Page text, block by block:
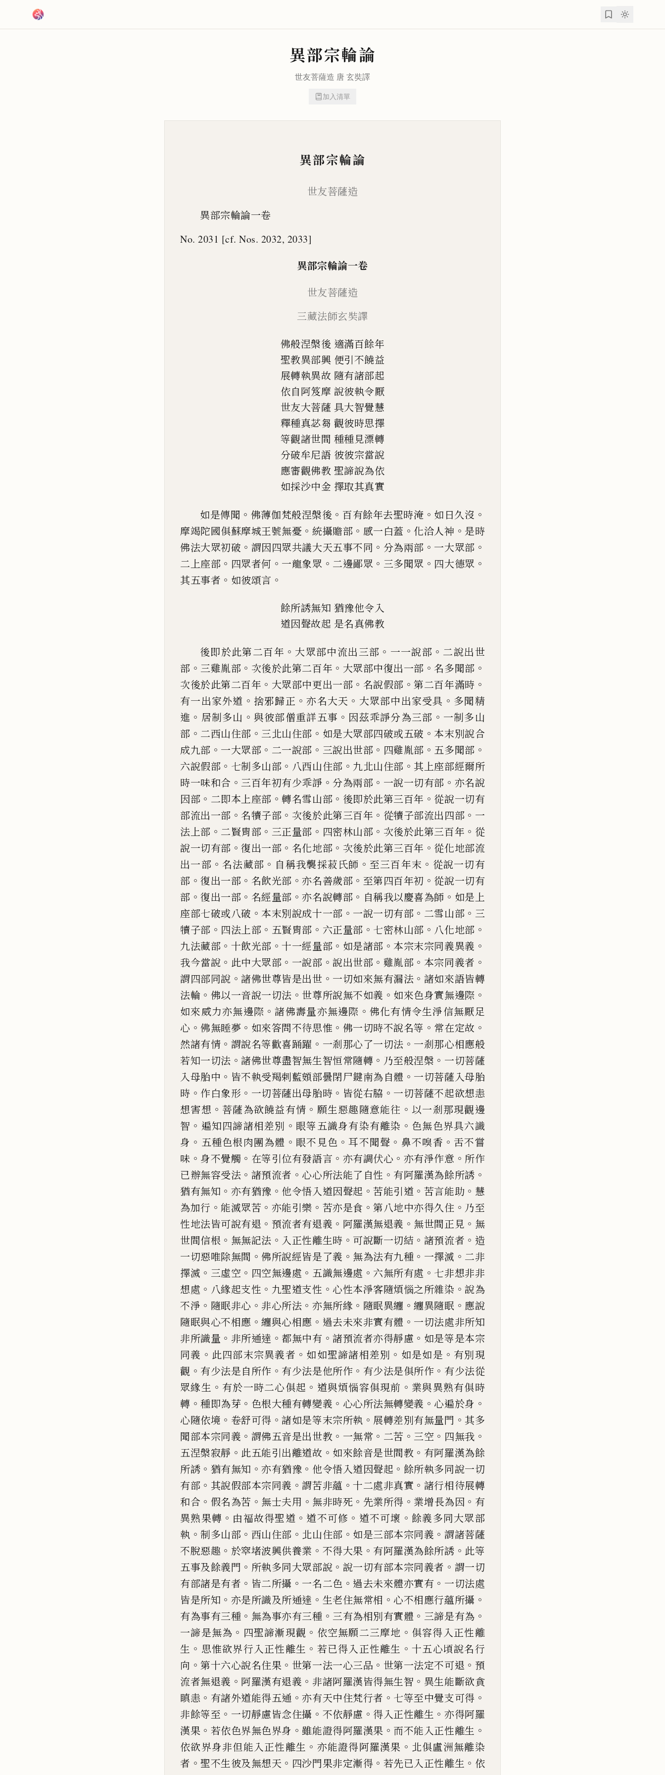
異部宗輪論
世友菩薩造 唐玄奘譯
加入清單
異部宗輪論
世友菩薩造
異部宗輪論一卷
No. 2031 [cf. Nos. 2032, 2033]
異部宗輪論一卷
世友菩薩造
三藏法師玄奘譯
佛般涅槃後 適滿百餘年
聖教異部興 便引不饒益
展轉執異故 隨有諸部起
依自阿笈摩 說彼執令厭
世友大菩薩 具大智覺慧
釋種真苾芻 觀彼時思擇
等觀諸世間 種種見漂轉
分破牟尼語 彼彼宗當說
應審觀佛教 聖諦說為依
如採沙中金 擇取其真實
如是傳聞 。 佛薄伽梵般涅槃後 。 百有餘年去聖時淹 。 如日久沒 。
摩竭陀國俱蘇摩城王號無憂 。 統攝贍部 。 感一白蓋 。化洽人神 。 是時
佛法大眾初破 。 謂因四眾共議大天五事不同 。 分為兩部 。 一大眾部 。
二上座部 。 四眾者何 。 一龍象眾 。 二邊鄙眾 。 三多聞眾 。 四大德眾 。
其五事者 。 如彼頌言 。
餘所誘無知 猶豫他令入
道因聲故起 是名真佛教
後即於此第二百年 。 大眾部中流出三部 。 一一說部 。 二說出世
部 。 三雞胤部 。 次後於此第二百年 。 大眾部中復出一部 。名多聞部 。
次後於此第二百年 。 大眾部中更出一部 。 名說假部 。第二百年滿時 。
有一出家外道 。 捨邪歸正 。亦名大天 。 大眾部中出家受具 。 多聞精
進 。 居制多山 。 與彼部僧重詳五事 。 因茲乖諍分為三部 。 一制多山
部 。 二西山住部 。 三北山住部 。 如是大眾部四破或五破 。本末別說合
成九部 。 一大眾部 。 二一說部 。 三說出世部 。 四雞胤部 。 五多聞部 。
六說假部 。 七制多山部 。 八西山住部 。 九北山住部 。其上座部經爾所
時一味和合 。 三百年初有少乖諍 。 分為兩部 。 一說一切有部 。 亦名說
因部 。 二即本上座部 。轉名雪山部 。 後即於此第三百年 。 從說一切有
部流出一部 。名犢子部 。 次後於此第三百年 。 從犢子部流出四部 。 一
法上部 。 二賢胄部 。 三正量部 。 四密林山部 。 次後於此第三百年 。 從
說一切有部 。復出一部 。 名化地部 。 次後於此第三百年 。 從化地部流
出一部 。名法藏部 。 自稱我襲採菽氏師 。 至三百年末 。 從說一切有
部 。復出一部 。 名飲光部 。亦名善歲部 。 至第四百年初 。 從說一切有
部 。復出一部 。 名經量部 。亦名說轉部 。 自稱我以慶喜為師 。 如是上
座部七破或八破 。本末別說成十一部 。 一說一切有部 。 二雪山部 。 三
犢子部 。 四法上部 。 五賢胄部 。 六正量部 。 七密林山部 。 八化地部 。
九法藏部 。 十飲光部 。十一經量部 。 如是諸部 。本宗末宗同義異義 。
我今當說 。 此中大眾部 。 一說部 。說出世部 。 雞胤部 。 本宗同義者 。
謂四部同說 。諸佛世尊皆是出世 。 一切如來無有漏法 。 諸如來語皆轉
法輪 。 佛以一音說一切法 。 世尊所說無不如義 。 如來色身實無邊際 。
如來威力亦無邊際 。諸佛壽量亦無邊際 。 佛化有情令生淨信無厭足
心 。佛無睡夢 。 如來答問不待思惟 。 佛一切時不說名等 。 常在定故 。
然諸有情 。 謂說名等歡喜踊躍 。 一剎那心了一切法 。 一剎那心相應般
若知一切法 。諸佛世尊盡智無生智恒常隨轉 。 乃至般涅槃 。 一切菩薩
入母胎中 。 皆不執受羯剌藍頞部曇閉尸鍵南為自體 。 一切菩薩入母胎
時 。 作白象形 。 一切菩薩出母胎時 。 皆從右脇 。 一切菩薩不起欲想恚
想害想 。 菩薩為欲饒益有情 。 願生惡趣隨意能往 。 以一剎那現觀邊
智 。 遍知四諦諸相差別 。 眼等五識身有染有離染 。 色無色界具六識
身 。 五種色根肉團為體 。 眼不見色 。耳不聞聲 。 鼻不嗅香 。 舌不嘗
味 。 身不覺觸 。 在等引位有發語言 。 亦有調伏心 。 亦有淨作意 。 所作
已辦無容受法 。 諸預流者 。 心心所法能了自性 。 有阿羅漢為餘所誘 。
猶有無知 。 亦有猶豫 。 他令悟入道因聲起 。苦能引道 。 苦言能助 。 慧
為加行 。 能滅眾苦 。 亦能引樂 。 苦亦是食 。第八地中亦得久住 。 乃至
性地法皆可說有退 。 預流者有退義 。 阿羅漢無退義 。 無世間正見 。 無
世間信根 。 無無記法 。 入正性離生時 。 可說斷一切結 。 諸預流者 。 造
一切惡唯除無間 。佛所說經皆是了義 。 無為法有九種 。 一擇滅 。 二非
擇滅 。 三虛空 。 四空無邊處 。 五識無邊處 。 六無所有處 。 七非想非非
想處 。 八緣起支性 。 九聖道支性 。 心性本淨客隨煩惱之所雜染 。說為
不淨 。 隨眠非心 。 非心所法 。亦無所緣 。 隨眠異纏 。纏異隨眠 。 應說
隨眠與心不相應 。纏與心相應 。 過去未來非實有體 。 一切法處非所知
非所識量 。 非所通達 。 都無中有 。諸預流者亦得靜慮 。 如是等是本宗
同義 。 此四部末宗異義者 。 如如聖諦諸相差別 。 如是如是 。 有別現
觀 。 有少法是自所作 。 有少法是他所作 。 有少法是俱所作 。 有少法從
眾緣生 。 有於一時二心俱起 。 道與煩惱容俱現前 。 業與異熟有俱時
轉 。種即為芽 。 色根大種有轉變義 。 心心所法無轉變義 。 心遍於身 。
心隨依境 。 卷舒可得 。諸如是等末宗所執 。 展轉差別有無量門 。其多
聞部本宗同義 。 謂佛五音是出世教 。 一無常 。 二苦 。 三空 。 四無我 。
五涅槃寂靜 。 此五能引出離道故 。 如來餘音是世間教 。 有阿羅漢為餘
所誘 。 猶有無知 。亦有猶豫 。 他令悟入道因聲起 。 餘所執多同說一切
有部 。 其說假部本宗同義 。謂苦非蘊 。十二處非真實 。 諸行相待展轉
和合 。 假名為苦 。 無士夫用 。 無非時死 。 先業所得 。 業增長為因 。 有
異熟果轉 。 由福故得聖道 。 道不可修 。 道不可壞 。 餘義多同大眾部
執 。制多山部 。 西山住部 。 北山住部 。 如是三部本宗同義 。謂諸菩薩
不脫惡趣 。 於窣堵波興供養業 。 不得大果 。 有阿羅漢為餘所誘 。 此等
五事及餘義門 。 所執多同大眾部說 。 說一切有部本宗同義者 。 謂一切
有部諸是有者 。 皆二所攝 。 一名二色 。 過去未來體亦實有 。 一切法處
皆是所知 。 亦是所識及所通達 。 生老住無常相 。 心不相應行蘊所攝 。
有為事有三種 。 無為事亦有三種 。 三有為相別有實體 。 三諦是有為 。
一諦是無為 。 四聖諦漸現觀 。 依空無願二三摩地 。 俱容得入正性離
生 。 思惟欲界行入正性離生 。 若已得入正性離生 。 十五心頃說名行
向 。第十六心說名住果 。 世第一法一心三品 。 世第一法定不可退 。 預
流者無退義 。 阿羅漢有退義 。 非諸阿羅漢皆得無生智 。 異生能斷欲貪
瞋恚 。 有諸外道能得五通 。亦有天中住梵行者 。 七等至中覺支可得 。
非餘等至 。 一切靜慮皆念住攝 。 不依靜慮 。 得入正性離生 。 亦得阿羅
漢果 。 若依色界無色界身 。雖能證得阿羅漢果 。 而不能入正性離生 。
依欲界身非但能入正性離生 。 亦能證得阿羅漢果 。 北俱盧洲無離染
者 。聖不生彼及無想天 。 四沙門果非定漸得 。 若先已入正性離生 。 依